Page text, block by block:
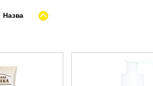
Назва